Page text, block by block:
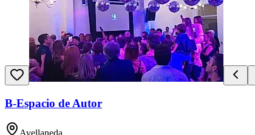
B-Espacio de Autor
Avellaneda